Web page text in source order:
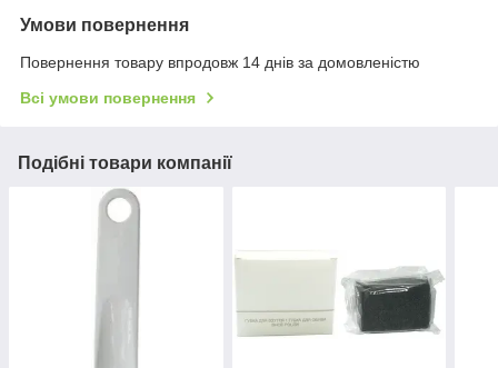
Умови повернення
Повернення товару впродовж 14 днів за домовленістю
Всі умови повернення
Подібні товари компанії